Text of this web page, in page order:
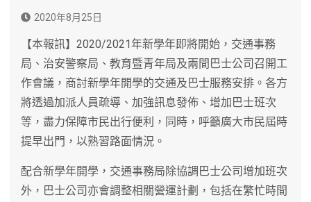
2020年8月25日
【本報訊】2020/2021年新學年即將開始，交通事務
局、治安警察局、教育暨青年局及兩間巴士公司召開工
作會議，商討新學年開學的交通及巴士服務安排。各方
將透過加派人員疏導、加強訊息發佈、增加巴士班次
等，盡力保障市民出行便利，同時，呼籲廣大市民屆時
提早出門，以熟習路面情況。
配合新學年開學，交通事務局除協調巴士公司增加班次
外，巴士公司亦會調整相關營運計劃，包括在繁忙時間